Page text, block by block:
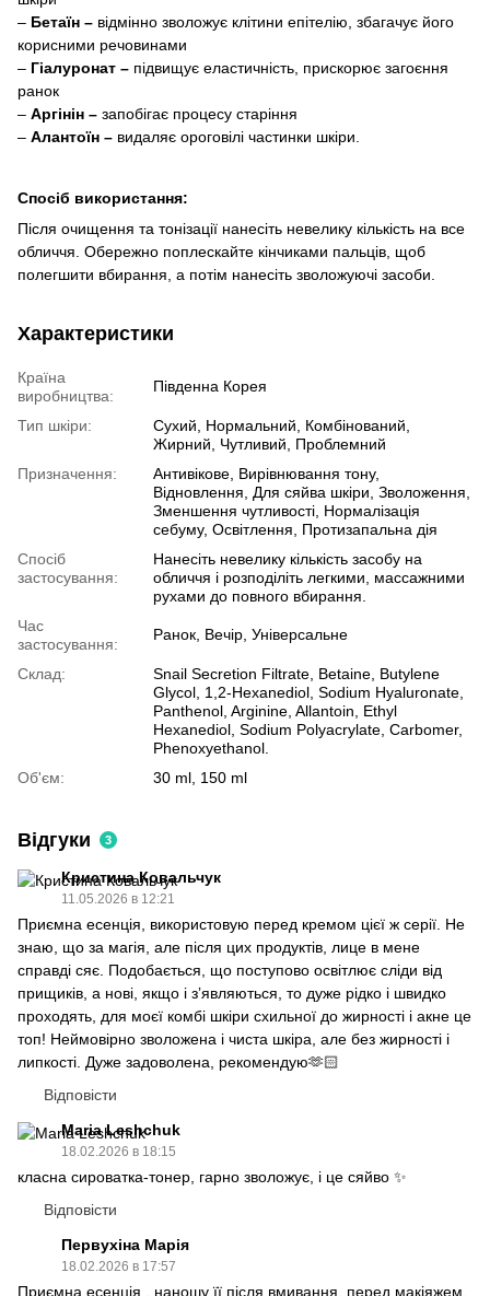
– Бетаїн – відмінно зволожує клітини епітелію, збагачує його
корисними речовинами
– Гіалуронат – підвищує еластичність, прискорює загоєння
ранок
– Аргінін – запобігає процесу старіння
– Алантоїн – видаляє ороговілі частинки шкіри.
Спосіб використання:
Після очищення та тонізації нанесіть невелику кількість на все
обличчя. Обережно поплескайте кінчиками пальців, щоб
полегшити вбирання, а потім нанесіть зволожуючі засоби.
Характеристики
Країна
виробництва:
Південна Корея
Тип шкіри:
Сухий, Нормальний, Комбінований,
Жирний, Чутливий, Проблемний
Призначення:
Антивікове, Вирівнювання тону,
Відновлення, Для сяйва шкіри, Зволоження,
Зменшення чутливості, Нормалізація
себуму, Освітлення, Протизапальна дія
Спосіб
застосування:
Нанесіть невелику кількість засобу на
обличчя і розподіліть легкими, массажними
рухами до повного вбирання.
Час
застосування:
Ранок, Вечір, Універсальне
Склад:
Snail Secretion Filtrate, Betaine, Butylene
Glycol, 1,2-Hexanediol, Sodium Hyaluronate,
Panthenol, Arginine, Allantoin, Ethyl
Hexanediol, Sodium Polyacrylate, Carbomer,
Phenoxyethanol.
Об'єм:
30 ml, 150 ml
Відгуки 3
Кристина Ковальчук
11.05.2026 в 12:21
Приємна есенція, використовую перед кремом цієї ж серії. Не
знаю, що за магія, але після цих продуктів, лице в мене
справді сяє. Подобається, що поступово освітлює сліди від
прищиків, а нові, якщо і зʼявляються, то дуже рідко і швидко
проходять, для моєї комбі шкіри схильної до жирності і акне це
топ! Неймовірно зволожена і чиста шкіра, але без жирності і
липкості. Дуже задоволена, рекомендую🫶🏻
Відповісти
Maria Leshchuk
18.02.2026 в 18:15
класна сироватка-тонер, гарно зволожує, і це сяйво ✨
Відповісти
Первухіна Марія
18.02.2026 в 17:57
Приємна есенція , наношу її після вмивання, перед макіяжем,